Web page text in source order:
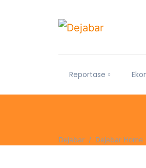
Reportase
Dejabar Dejabar Home